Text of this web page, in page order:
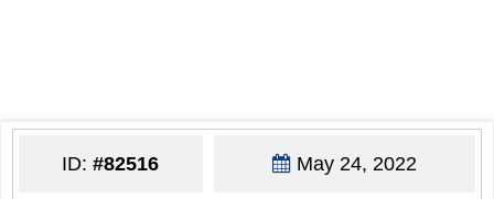
ID:#82516 May 24, 2022